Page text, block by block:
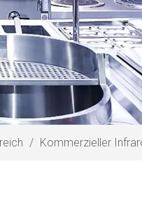
/ Kommerzieller